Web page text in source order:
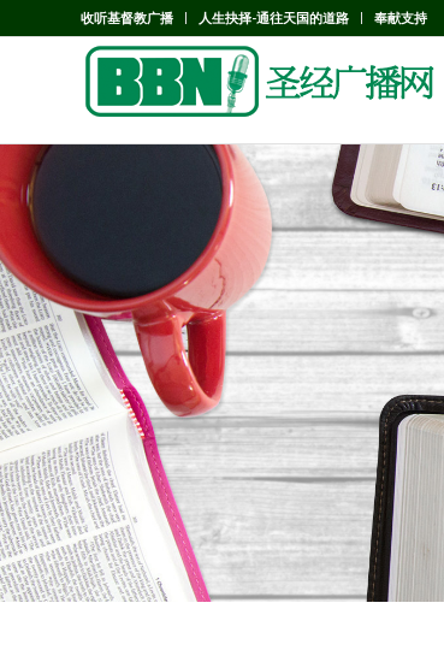
收听基督教广播 人生抉择-通往天国的道路 奉献支持